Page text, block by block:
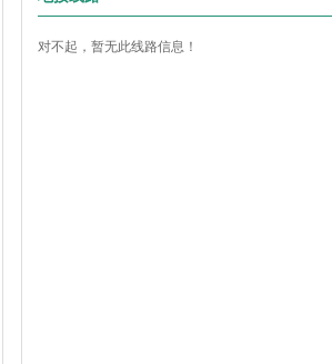
对不起，暂无此线路信息！